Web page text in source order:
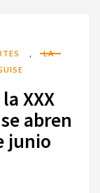
,
LA
XXX
abren
junio